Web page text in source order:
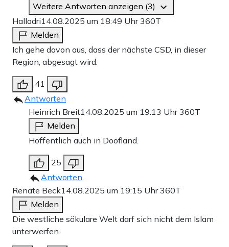
Weitere Antworten anzeigen (3)
Hallodri14.08.2025 um 18:49 Uhr360T
Melden
Ich gehe davon aus, dass der nächste CSD, in dieser
Region, abgesagt wird.
41
Antworten
Heinrich Breit14.08.2025 um 19:13 Uhr360T
Melden
Hoffentlich auch in Doofland.
25
Antworten
Renate Beck14.08.2025 um 19:15 Uhr360T
Melden
Die westliche säkulare Welt darf sich nicht dem Islam
unterwerfen.